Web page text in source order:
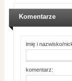
Komentarze
imię i nazwisko/
komentarz: